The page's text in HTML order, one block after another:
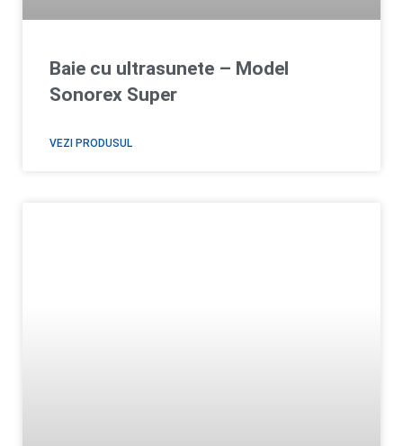
Baie cu ultrasunete – Model
Sonorex Super
VEZI PRODUSUL